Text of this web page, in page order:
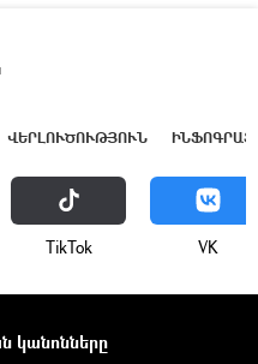
ՎԵՐԼՈՒԾՈՒԹՅՈՒՆ
ТikТоk VK
կանոնները